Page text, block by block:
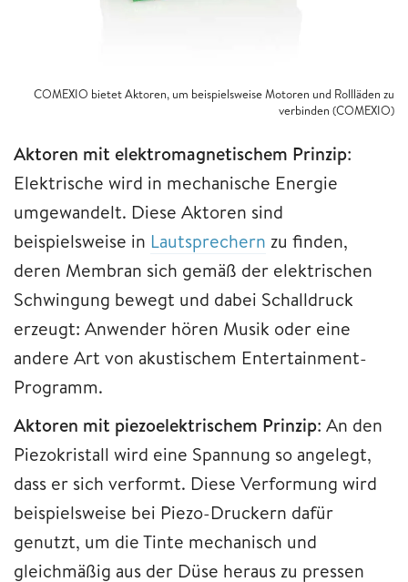
COMEXIO bietet Aktoren, um beispielsweise Motoren und Rollläden zu
verbinden (COMEXIO)
Aktoren mit elektromagnetischem Prinzip:
Elektrische wird in mechanische Energie
umgewandelt. Diese Aktoren sind
beispielsweise in Lautsprechern zu finden,
deren Membran sich gemäß der elektrischen
Schwingung bewegt und dabei Schalldruck
erzeugt: Anwender hören Musik oder eine
andere Art von akustischem Entertainment-
Programm.
Aktoren mit piezoelektrischem Prinzip: An den
Piezokristall wird eine Spannung so angelegt,
dass er sich verformt. Diese Verformung wird
beispielsweise bei Piezo-Druckern dafür
genutzt, um die Tinte mechanisch und
gleichmäßig aus der Düse heraus zu pressen